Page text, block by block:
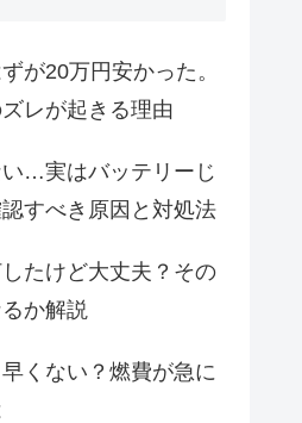
が20万円安かった。
レが起きる理由
…実はバッテリーじ
すべき原因と対処法
たけど大丈夫？その
か解説
くない？燃費が急に